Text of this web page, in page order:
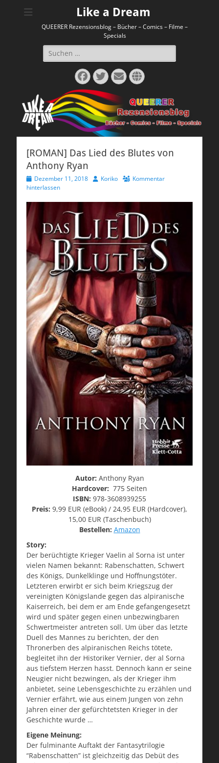
Like a Dream
QUEERER Rezensionsblog – Bücher – Comics – Filme –
Specials
Suchen
nach:
Facebook
Twitter
E-
Mail
Website
[ROMAN] Das Lied des Blutes von
Anthony Ryan
Veröffentlicht
am
Dezember 11, 2018 AutorKoriko
Kommentar
hinterlassen
Autor: Anthony Ryan
Hardcover: 775 Seiten
ISBN: 978-3608939255
Preis: 9,99 EUR (eBook) / 24,95 EUR (Hardcover),
15,00 EUR (Taschenbuch)
Bestellen: Amazon
Story:
Der berüchtigte Krieger Vaelin al Sorna ist unter
vielen Namen bekannt: Rabenschatten, Schwert
des Königs, Dunkelklinge und Hoffnungstöter.
Letzteren erwirbt er sich beim Kriegszug der
vereinigten Königslande gegen das alpiranische
Kaiserreich, bei dem er am Ende gefangengesetzt
wird und später gegen einen unbezwingbaren
Schwertmeister antreten soll. Um über das letzte
Duell des Mannes zu berichten, der den
Thronerben des alpiranischen Reichs tötete,
begleitet ihn der Historiker Vernier, der al Sorna
aus tiefstem Herzen hasst. Dennoch kann er seine
Neugier nicht bezwingen, als der Krieger ihm
anbietet, seine Lebensgeschichte zu erzählen und
Vernier erfährt, wie aus einem Jungen von zehn
Jahren einer der gefürchtetsten Krieger in der
Geschichte wurde …
Eigene Meinung:
Der fulminante Auftakt der Fantasytrilogie
“Rabenschatten” ist gleichzeitig das Debüt des